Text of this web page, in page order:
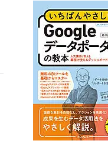
無料
い
人気
ダッ
様にプ
7月31日